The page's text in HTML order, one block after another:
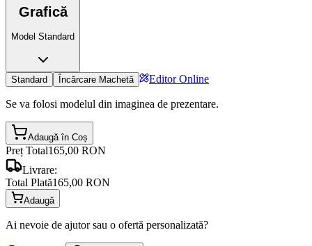
Grafică
Model Standard
Standard Încărcare Machetă Editor Online
Se va folosi modelul din imaginea de prezentare.
Adaugă în Coș
Preț Total165,00 RON
Livrare:
Total Plată165,00 RON
Adaugă
Ai nevoie de ajutor sau o ofertă personalizată?